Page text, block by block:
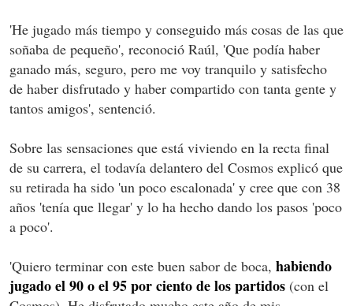
'He jugado más tiempo y conseguido más cosas de las que
soñaba de pequeño', reconoció Raúl, 'Que podía haber
ganado más, seguro, pero me voy tranquilo y satisfecho
de haber disfrutado y haber compartido con tanta gente y
tantos amigos', sentenció.
Sobre las sensaciones que está viviendo en la recta final
de su carrera, el todavía delantero del Cosmos explicó que
su retirada ha sido 'un poco escalonada' y cree que con 38
años 'tenía que llegar' y lo ha hecho dando los pasos 'poco
a poco'.
'Quiero terminar con este buen sabor de boca, habiendo
jugado el 90 o el 95 por ciento de los partidos (con el